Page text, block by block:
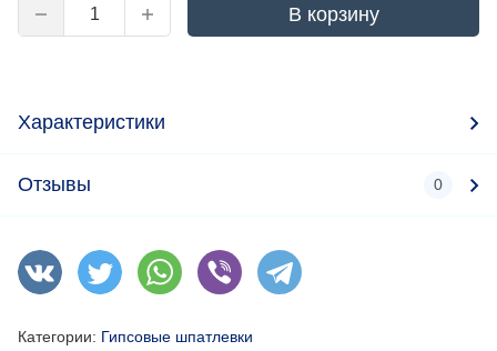
В корзину
Характеристики
Отзывы 0
Категории: Гипсовые шпатлевки